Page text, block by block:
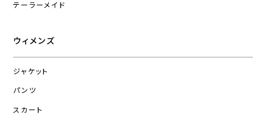
テーラーメイド
ウィメンズ
ジャケット
パンツ
スカート